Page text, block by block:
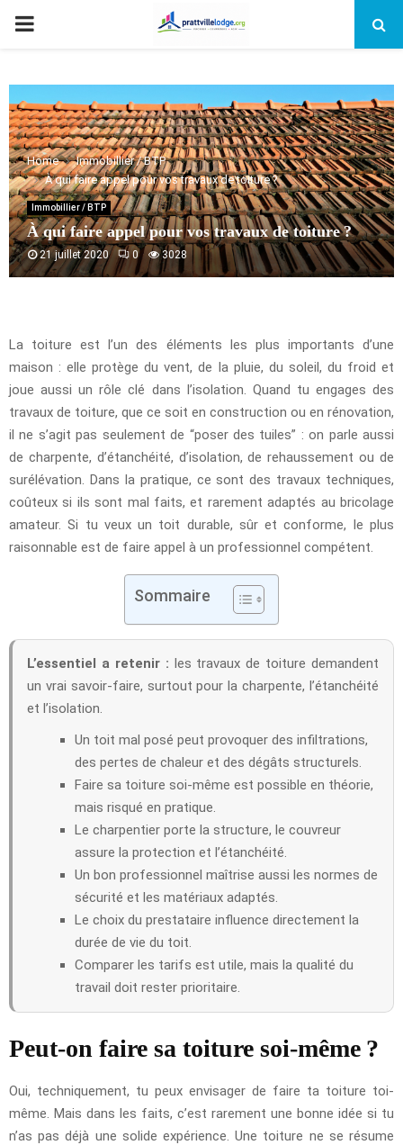
PRIMARY
Home
Immobillier / BTP
À qui faire appel pour vos travaux de toiture ?
Immobillier / BTP
À qui faire appel pour vos travaux de toiture ?
21 juillet 2020 0 3028
La toiture est l’un des éléments les plus importants d’une
maison : elle protège du vent, de la pluie, du soleil, du froid et
joue aussi un rôle clé dans l’isolation. Quand tu engages des
travaux de toiture, que ce soit en construction ou en rénovation,
il ne s’agit pas seulement de “poser des tuiles” : on parle aussi
de charpente, d’étanchéité, d’isolation, de rehaussement ou de
surélévation. Dans la pratique, ce sont des travaux techniques,
coûteux si ils sont mal faits, et rarement adaptés au bricolage
amateur. Si tu veux un toit durable, sûr et conforme, le plus
raisonnable est de faire appel à un professionnel compétent.
Sommaire
L’essentiel a retenir : les travaux de toiture demandent
un vrai savoir-faire, surtout pour la charpente, l’étanchéité
et l’isolation.
Un toit mal posé peut provoquer des infiltrations,
des pertes de chaleur et des dégâts structurels.
Faire sa toiture soi-même est possible en théorie,
mais risqué en pratique.
Le charpentier porte la structure, le couvreur
assure la protection et l’étanchéité.
Un bon professionnel maîtrise aussi les normes de
sécurité et les matériaux adaptés.
Le choix du prestataire influence directement la
durée de vie du toit.
Comparer les tarifs est utile, mais la qualité du
travail doit rester prioritaire.
Peut-on faire sa toiture soi-même ?
Oui, techniquement, tu peux envisager de faire ta toiture toi-
même. Mais dans les faits, c’est rarement une bonne idée si tu
n’as pas déjà une solide expérience. Une toiture ne se résume